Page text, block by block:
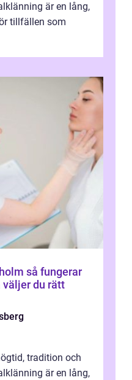
är en lång,
tillfällen som
väljer du rätt
tradition och
är en lång,